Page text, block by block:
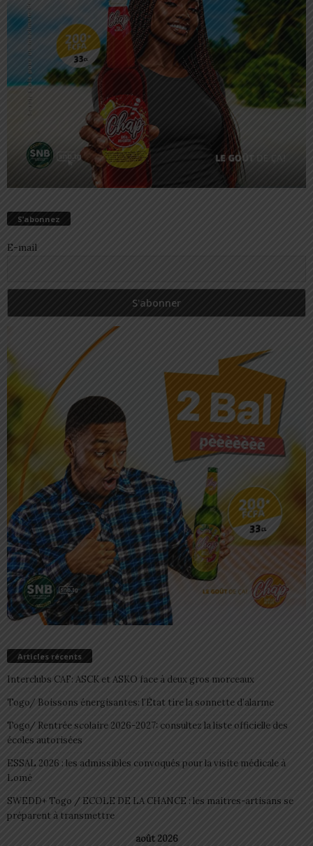
S’abonnez
E-mail
Articles récents
Interclubs CAF: ASCK et ASKO face à deux gros morceaux
Togo/ Boissons énergisantes: l’État tire la sonnette d’alarme
Togo/ Rentrée scolaire 2026-2027: consultez la liste officielle des
écoles autorisées
ESSAL 2026 : les admissibles convoqués pour la visite médicale à
Lomé
SWEDD+ Togo / ECOLE DE LA CHANCE : les maitres-artisans se
préparent à transmettre
août 2026